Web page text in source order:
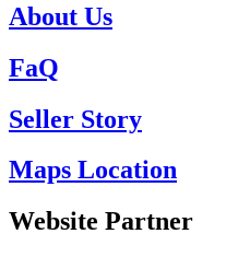
About Us
FaQ
Seller Story
Maps Location
Website Partner